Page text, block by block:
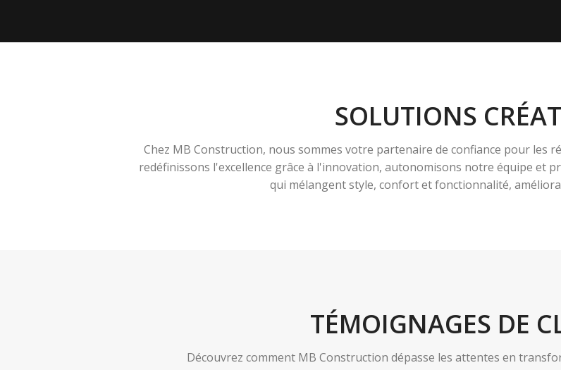
SOLUTIONS
Chez MB Construction, nous sommes votre partenaire de confiance pour les
redéfinissons l'excellence grâce à l'innovation, autonomisons notre équipe et
qui mélangent style, confort et fonctionnalité,
TÉMOIGNAGES DE
Découvrez comment MB Construction dépasse les attentes en